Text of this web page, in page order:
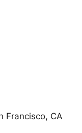
Francisco, CA